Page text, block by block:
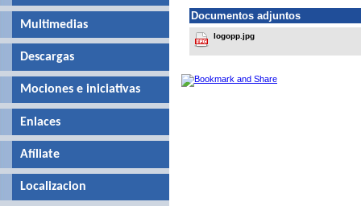
Documentos adjuntos
logopp.jpg
Multimedias
Descargas
Mociones e iniciativas
Enlaces
Afíliate
Localizacion